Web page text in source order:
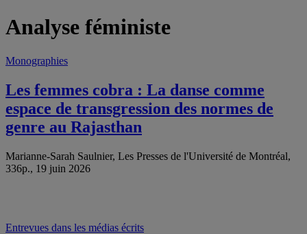
Analyse féministe
Monographies
Les femmes cobra : La danse comme
espace de transgression des normes de
genre au Rajasthan
Marianne-Sarah Saulnier, Les Presses de l'Université de Montréal,
336p., 19 juin 2026
Entrevues dans les médias écrits